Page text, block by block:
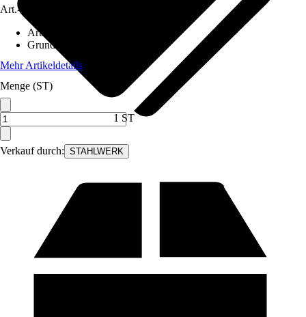
Verkauf durch: STAHLWERK
Art.-Nr.
Artikeltyp
Grundfarbe
Mehr Artikeldetails
Menge (ST)
1 ST